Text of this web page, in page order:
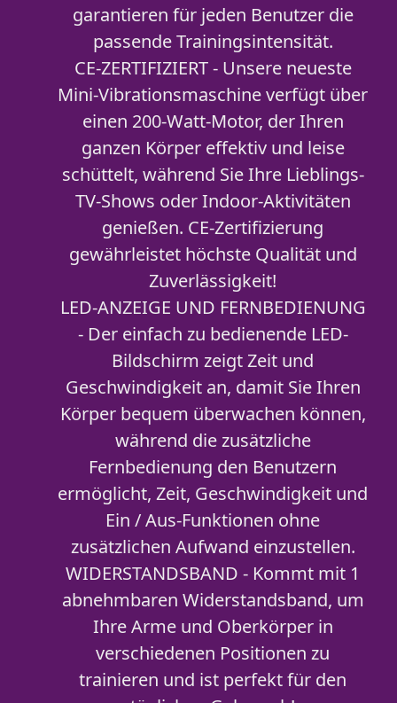
garantieren für jeden Benutzer die
passende Trainingsintensität.
CE-ZERTIFIZIERT - Unsere neueste
Mini-Vibrationsmaschine verfügt über
einen 200-Watt-Motor, der Ihren
ganzen Körper effektiv und leise
schüttelt, während Sie Ihre Lieblings-
TV-Shows oder Indoor-Aktivitäten
genießen. CE-Zertifizierung
gewährleistet höchste Qualität und
Zuverlässigkeit!
LED-ANZEIGE UND FERNBEDIENUNG
- Der einfach zu bedienende LED-
Bildschirm zeigt Zeit und
Geschwindigkeit an, damit Sie Ihren
Körper bequem überwachen können,
während die zusätzliche
Fernbedienung den Benutzern
ermöglicht, Zeit, Geschwindigkeit und
Ein / Aus-Funktionen ohne
zusätzlichen Aufwand einzustellen.
WIDERSTANDSBAND - Kommt mit 1
abnehmbaren Widerstandsband, um
Ihre Arme und Oberkörper in
verschiedenen Positionen zu
trainieren und ist perfekt für den